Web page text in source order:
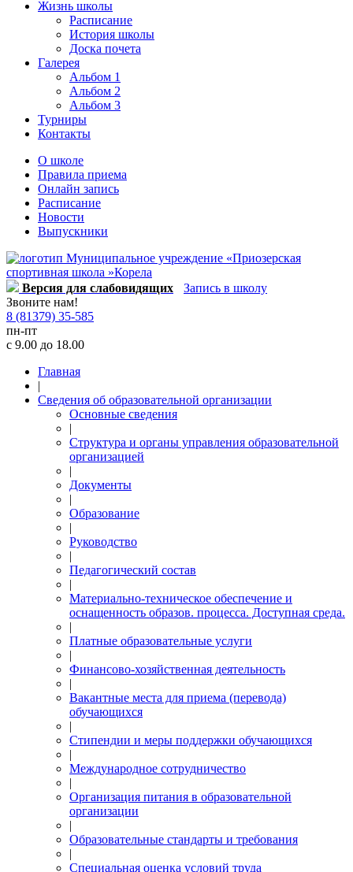
Жизнь школы
Расписание
История школы
Доска почета
Галерея
Альбом 1
Альбом 2
Альбом 3
Турниры
Контакты
О школе
Правила приема
Онлайн запись
Расписание
Новости
Выпускники
Версия для слабовидящих
Запись в школу
Звоните нам!
8 (81379) 35-585
пн-пт
с 9.00 до 18.00
Главная
|
Сведения об образовательной организации
Основные сведения
|
Структура и органы управления образовательной
организацией
|
Документы
|
Образование
|
Руководство
|
Педагогический состав
|
Материально-техническое обеспечение и
оснащенность образов. процесса. Доступная среда.
|
Платные образовательные услуги
|
Финансово-хозяйственная деятельность
|
Вакантные места для приема (перевода)
обучающихся
|
Стипендии и меры поддержки обучающихся
|
Международное сотрудничество
|
Организация питания в образовательной
организации
|
Образовательные стандарты и требования
|
Специальная оценка условий труда